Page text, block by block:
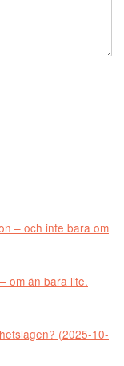
– och inte bara om
om än bara lite.
(2025-10-